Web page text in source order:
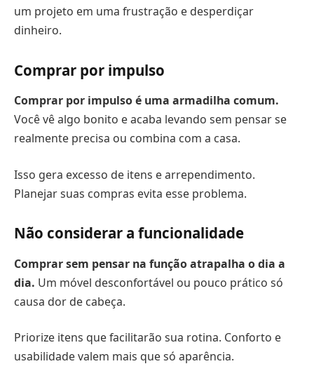
um projeto em uma frustração e desperdiçar
dinheiro.
Comprar por impulso
Comprar por impulso é uma armadilha comum.
Você vê algo bonito e acaba levando sem pensar se
realmente precisa ou combina com a casa.
Isso gera excesso de itens e arrependimento.
Planejar suas compras evita esse problema.
Não considerar a funcionalidade
Comprar sem pensar na função atrapalha o dia a
dia. Um móvel desconfortável ou pouco prático só
causa dor de cabeça.
Priorize itens que facilitarão sua rotina. Conforto e
usabilidade valem mais que só aparência.